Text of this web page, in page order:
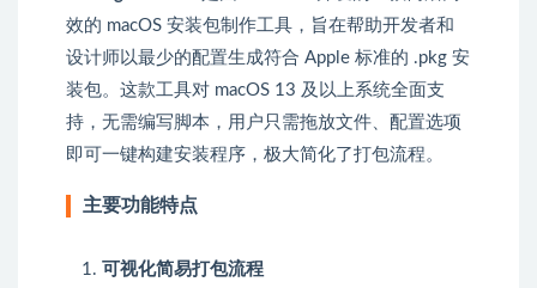
效的 macOS 安装包制作工具，旨在帮助开发者和
设计师以最少的配置生成符合 Apple 标准的 .pkg 安
装包。这款工具对 macOS 13 及以上系统全面支
持，无需编写脚本，用户只需拖放文件、配置选项
即可一键构建安装程序，极大简化了打包流程。
主要功能特点
可视化简易打包流程